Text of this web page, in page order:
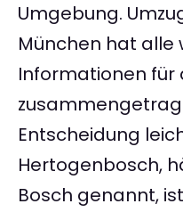
Umgebung.
München hat alle
Informationen für
Entscheidung
Hertogenbosch,
Bosch genannt,